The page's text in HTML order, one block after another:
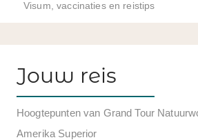
Visum, vaccinaties en reistips
Jouw reis
Hoogtepunten van Grand Tour
Amerika Superior